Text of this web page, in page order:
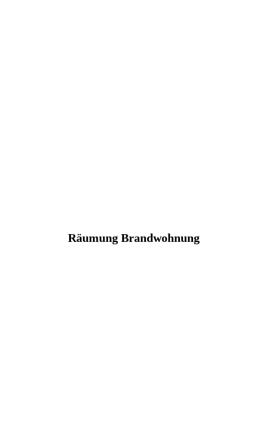
Räumung Brandwohnung